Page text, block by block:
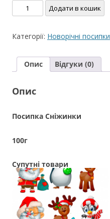
Посипка
Сніжинки
г
Додати в кошик
Категорії: Новорічні посипки
Опис Відгуки (0)
Опис
Посипка Сніжинки
100г
Супутні товари